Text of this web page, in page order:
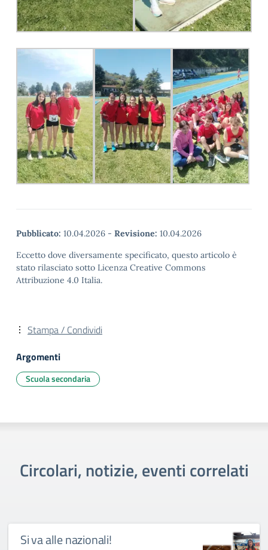
Pubblicato: 10.04.2026 - Revisione: 10.04.2026
Eccetto dove diversamente specificato, questo articolo è
stato rilasciato sotto Licenza Creative Commons
Attribuzione 4.0 Italia.
Stampa / Condividi
Argomenti
Scuola secondaria
Circolari, notizie, eventi correlati
Si va alle nazionali!